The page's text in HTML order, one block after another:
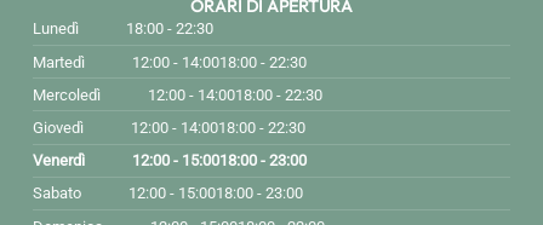
ORARI DI APERTURA
Lunedì
18:00 - 22:30
Martedì
12:00 - 14:0018:00 - 22:30
Mercoledì
12:00 - 14:0018:00 - 22:30
Giovedì
12:00 - 14:0018:00 - 22:30
Venerdì
12:00 - 15:0018:00 - 23:00
Sabato
12:00 - 15:0018:00 - 23:00